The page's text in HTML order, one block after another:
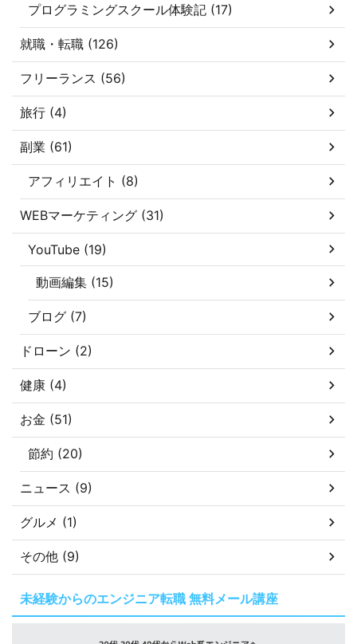
プログラミングスクール体験記 (17)
就職・転職 (126)
フリーランス (56)
旅行 (4)
副業 (61)
アフィリエイト (8)
WEBマーケティング (31)
YouTube (19)
動画編集 (15)
ブログ (7)
ドローン (2)
健康 (4)
お金 (51)
節約 (20)
ニュース (9)
グルメ (1)
その他 (9)
未経験からのエンジニア転職 無料メール講座